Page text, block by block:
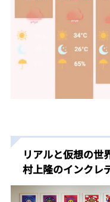
リアルと仮想の世
村上隆のインクレ